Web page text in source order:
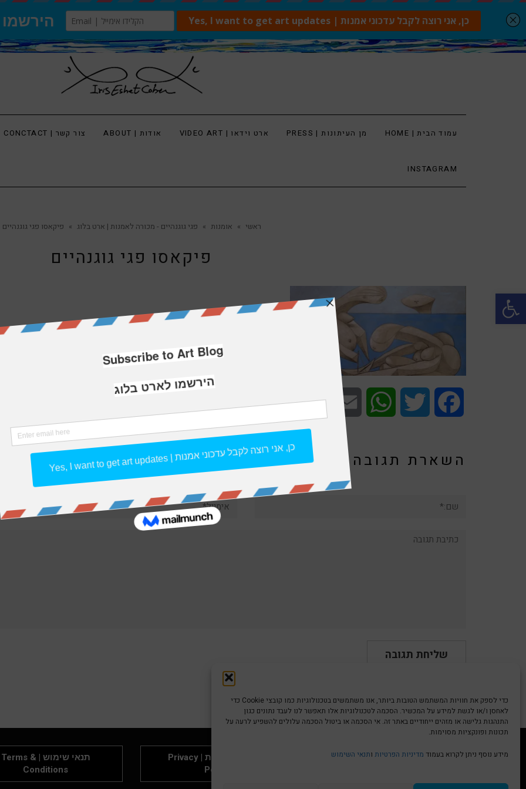
פתח סרגל נגישות
כדי לספק את חוויות המשתמש הטובות ביותר, אנו משתמשים בטכנולוגיות כמו קובצי Cookie כדי
לאחסן ו/או לגשת למידע על המכשיר. הסכמה לטכנולוגיות אלו תאפשר לנו לעבד נתונים כגון
התנהגות גלישה או מזהים ייחודיים באתר זה. אי הסכמה או ביטול הסכמה עלולים להשפיע לרעה על
תכונות ופונקציות מסוימות.
מידע נוסף ניתן לקרוא בעמוד מדיניות הפרטיות ותנאי השימוש
עמוד הבית | HOME מן העיתונות | PRESS ארט וידאו | VIDEO ART אודות | ABOUT צור קשר | CONCTACT
INSTAGRAM
ראשי » אומנות » פגי גוגנהיים - מכורה לאמנות | ארט בלוג » פיקאסו פגי גוגנהיים
פיקאסו פגי גוגנהיים
Facebook
Twitter
WhatsApp
Email
Share
השארת תגובה
אימייל*
הצהרת נגישות | Accessibility
מדיניות פרטיות | Privacy
Policy
תנאי שימוש | Terms &
Conditions